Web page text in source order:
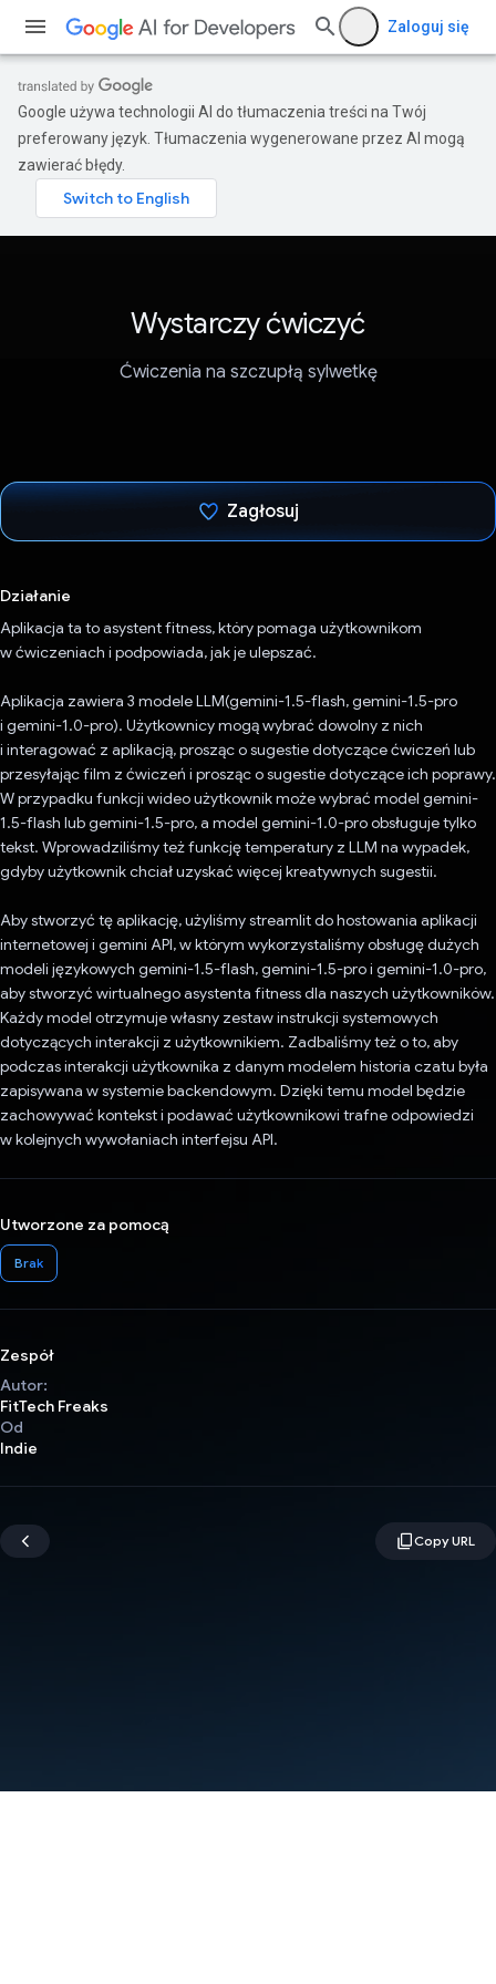
Zaloguj się
Google używa technologii AI do tłumaczenia treści na Twój
preferowany język. Tłumaczenia wygenerowane przez AI mogą
zawierać błędy.
Wystarczy ćwiczyć
Ćwiczenia na szczupłą sylwetkę
Zagłosuj
Działanie
Aplikacja ta to asystent fitness, który pomaga użytkownikom
w ćwiczeniach i podpowiada, jak je ulepszać.
Aplikacja zawiera 3 modele LLM(gemini-1.5-flash, gemini-1.5-pro
i gemini-1.0-pro). Użytkownicy mogą wybrać dowolny z nich
i interagować z aplikacją, prosząc o sugestie dotyczące ćwiczeń lub
przesyłając film z ćwiczeń i prosząc o sugestie dotyczące ich poprawy.
W przypadku funkcji wideo użytkownik może wybrać model gemini-
1.5-flash lub gemini-1.5-pro, a model gemini-1.0-pro obsługuje tylko
tekst. Wprowadziliśmy też funkcję temperatury z LLM na wypadek,
gdyby użytkownik chciał uzyskać więcej kreatywnych sugestii.
Aby stworzyć tę aplikację, użyliśmy streamlit do hostowania aplikacji
internetowej i gemini API, w którym wykorzystaliśmy obsługę dużych
modeli językowych gemini-1.5-flash, gemini-1.5-pro i gemini-1.0-pro,
aby stworzyć wirtualnego asystenta fitness dla naszych użytkowników.
Każdy model otrzymuje własny zestaw instrukcji systemowych
dotyczących interakcji z użytkownikiem. Zadbaliśmy też o to, aby
podczas interakcji użytkownika z danym modelem historia czatu była
zapisywana w systemie backendowym. Dzięki temu model będzie
zachowywać kontekst i podawać użytkownikowi trafne odpowiedzi
w kolejnych wywołaniach interfejsu API.
Utworzone za pomocą
Brak
Zespół
Autor:
FitTech Freaks
Od
Indie